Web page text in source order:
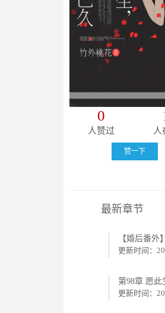
0
人赞过 人
赞一下
最新章节
【婚后番外
更新时间：
第98章 愿此
更新时间：